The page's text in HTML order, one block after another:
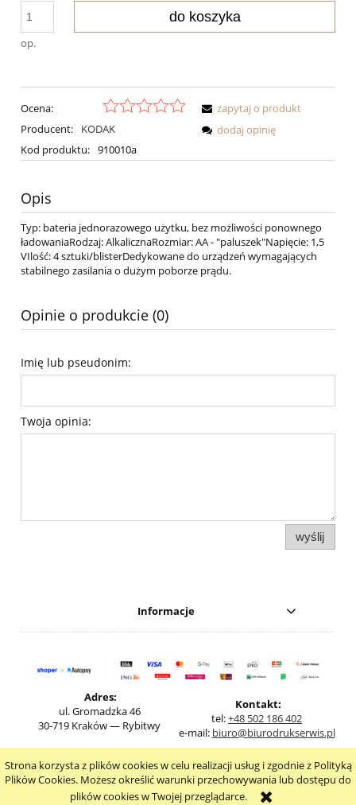
Strona korzysta z plików cookies w celu realizacji usług i zgodnie z Polityką
Plików Cookies. Możesz określić warunki przechowywania lub dostępu do
plików cookies w Twojej przeglądarce.
op.
do koszyka
Ocena:
Producent:
KODAK
Kod produktu: 910010a
zapytaj o produkt
dodaj opinię
Opis
Typ: bateria jednorazowego użytku, bez możliwości ponownego
ładowaniaRodzaj: AlkalicznaRozmiar: AA - "paluszek"Napięcie: 1,5
VIlość: 4 sztuki/blisterDedykowane do urządzeń wymagających
stabilnego zasilania o dużym poborze prądu.
Opinie o produkcie (0)
Imię lub pseudonim:
Twoja opinia:
wyślij
Informacje
Adres:
ul. Gromadzka 46
30-719 Kraków — Rybitwy
Kontakt:
tel:+48 502 186 402
e-mail: biuro@biurodrukserwis.pl
pokaż pełną wersję strony